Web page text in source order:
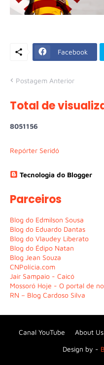
Facebook
Postagem Anterior
Total de
8051156
Repórter Seridó
Tecnologia do Blogger
Parceiros
Blog do Edmilson Sousa
Blog do Eduardo Dantas
Blog do Vlaudey Liberato
Blog do Édipo Natan
Blog Jean Souza
CNPolícia.com
Jair Sampaio - Caicó
Mossoró Hoje - O portal de
RN – Blog Cardoso Silva
Design by -
Canal YouTube About Us